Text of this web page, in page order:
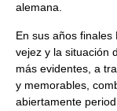
alemana.
En sus años
vejez y la situación
más evidentes, a
y memorables,
abiertamente